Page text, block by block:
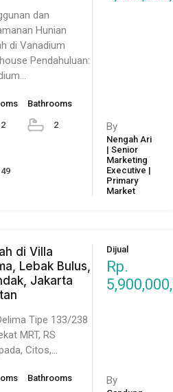
dan
Hunian
di Vanadium
Pendahuluan:
2
Bathrooms
2
49
By
Nengah Ari
| Senior
Marketing
Executive |
Primary
Market
di Villa
Lebak Bulus,
Jakarta
Tipe 133/238
MRT, RS
Citos,…
Bathrooms
Dijual
Rp.
By